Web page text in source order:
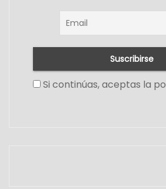
Si continúas, aceptas la